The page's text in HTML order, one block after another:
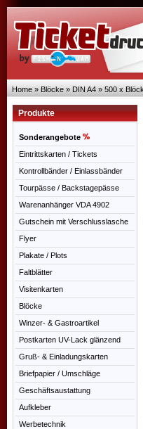
Home » Blöcke » DIN A4 » 500 x
Produkte
Sonderangebote
Eintrittskarten / Tickets
Kontrollbänder / Einlassbänder
Tourpässe / Backstagepässe
Warenanhänger VDA 4902
Gutschein mit Verschlusslasche
Flyer
Plakate / Plots
Faltblätter
Visitenkarten
Blöcke
Winzer- & Gastroartikel
Postkarten UV-Lack glänzend
Gruß- & Einladungskarten
Briefpapier / Umschläge
Geschäftsaustattung
Aufkleber
Werbetechnik